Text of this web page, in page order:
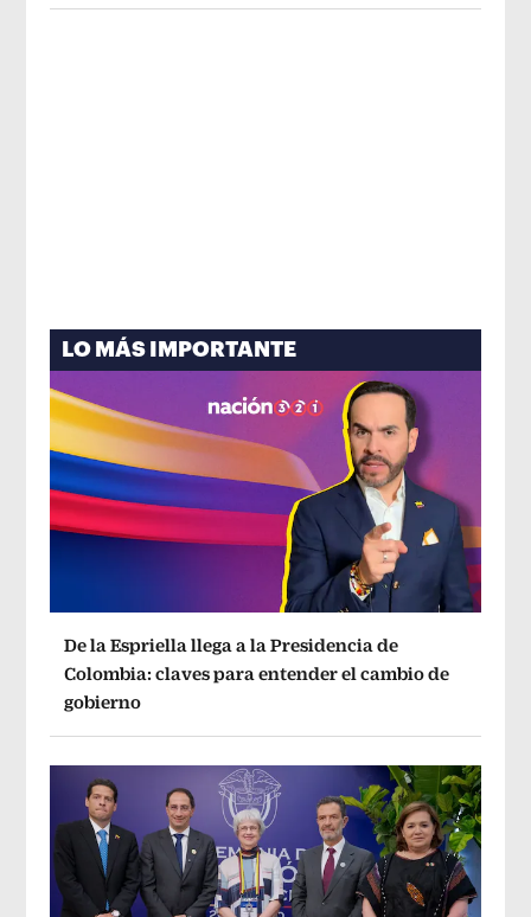
LO MÁS IMPORTANTE
De la Espriella llega a la Presidencia de
Colombia: claves para entender el cambio de
gobierno